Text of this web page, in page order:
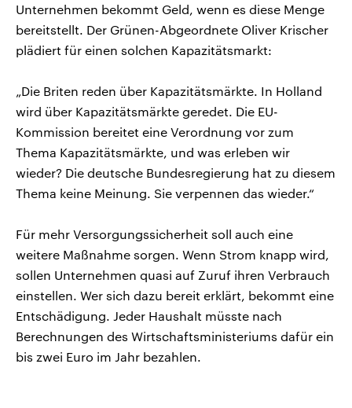
Unternehmen bekommt Geld, wenn es diese Menge
bereitstellt. Der Grünen-Abgeordnete Oliver Krischer
plädiert für einen solchen Kapazitätsmarkt:
„Die Briten reden über Kapazitätsmärkte. In Holland
wird über Kapazitätsmärkte geredet. Die EU-
Kommission bereitet eine Verordnung vor zum
Thema Kapazitätsmärkte, und was erleben wir
wieder? Die deutsche Bundesregierung hat zu diesem
Thema keine Meinung. Sie verpennen das wieder.“
Für mehr Versorgungssicherheit soll auch eine
weitere Maßnahme sorgen. Wenn Strom knapp wird,
sollen Unternehmen quasi auf Zuruf ihren Verbrauch
einstellen. Wer sich dazu bereit erklärt, bekommt eine
Entschädigung. Jeder Haushalt müsste nach
Berechnungen des Wirtschaftsministeriums dafür ein
bis zwei Euro im Jahr bezahlen.